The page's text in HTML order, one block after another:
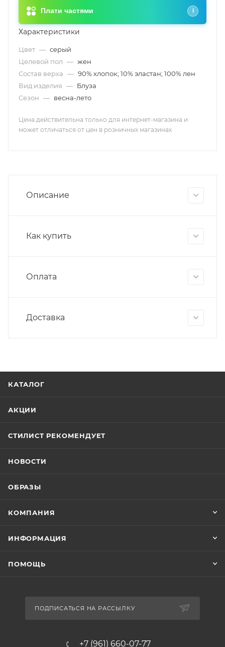
Плати частями i
Характеристики
Цвет — серый
Целевой пол — жен
Состав верха — 90% хлопок; 10% эластан; 100% лен
Вид изделия — Блуза
Сезон — весна-лето
Цена действительна только для интернет-магазина и
может отличаться от цен в розничных магазинах
Описание
Как купить
Оплата
Доставка
КАТАЛОГ
АКЦИИ
СТИЛИСТ РЕКОМЕНДУЕТ
НОВОСТИ
ОБРАЗЫ
КОМПАНИЯ
ИНФОРМАЦИЯ
ПОМОЩЬ
ПОДПИСАТЬСЯ НА РАССЫЛКУ
+7 (961) 660-07-77